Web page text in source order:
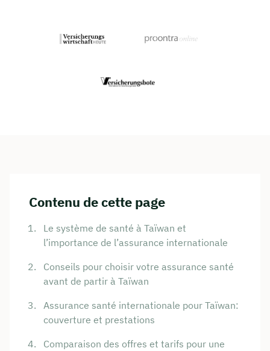
Contenu de cette page
Le système de santé à Taïwan et
l’importance de l’assurance internationale
Conseils pour choisir votre assurance santé
avant de partir à Taïwan
Assurance santé internationale pour Taïwan:
couverture et prestations
Comparaison des offres et tarifs pour une